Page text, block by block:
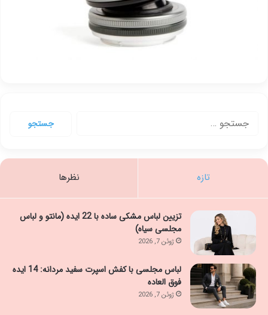
تازه نظرها
تزیین لباس مشکی ساده با 22 ایده (مانتو و لباس
مجلسی سیاه)
ژوئن 7, 2026
لباس مجلسی با کفش اسپرت سفید مردانه: 14 ایده
فوق العاده
ژوئن 7, 2026